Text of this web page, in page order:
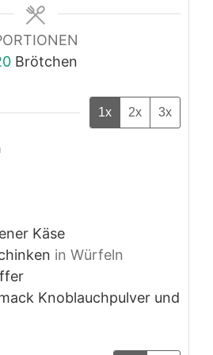
Brötchen
1x 2x 3x
Käse
in Würfeln
Knoblauchpulver und